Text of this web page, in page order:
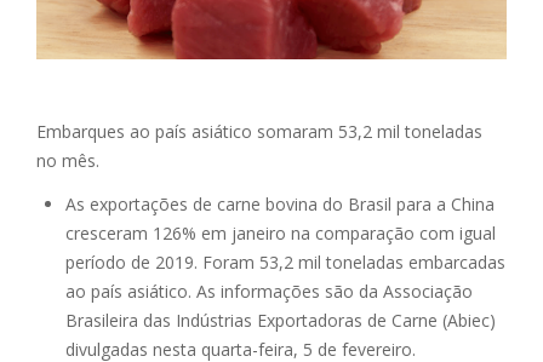
Embarques ao país asiático somaram 53,2 mil toneladas
no mês.
As exportações de carne bovina do Brasil para a China
cresceram 126% em janeiro na comparação com igual
período de 2019. Foram 53,2 mil toneladas embarcadas
ao país asiático. As informações são da Associação
Brasileira das Indústrias Exportadoras de Carne (Abiec)
divulgadas nesta quarta-feira, 5 de fevereiro.